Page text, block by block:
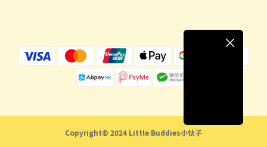
Copyright© 2024 Little Buddies小伙子